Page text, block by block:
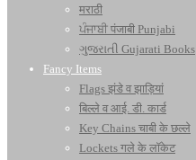
मराठी
ਪੰਜਾਬੀ पंजाबी Punjabi
ગુજરાતી Gujarati Books
Fancy Items
Flags झंडे व झाड़ियां
बिल्ले व आई. डी. कार्ड
Key Chains चाबी के छल्ले
Lockets गले के लॉकेट